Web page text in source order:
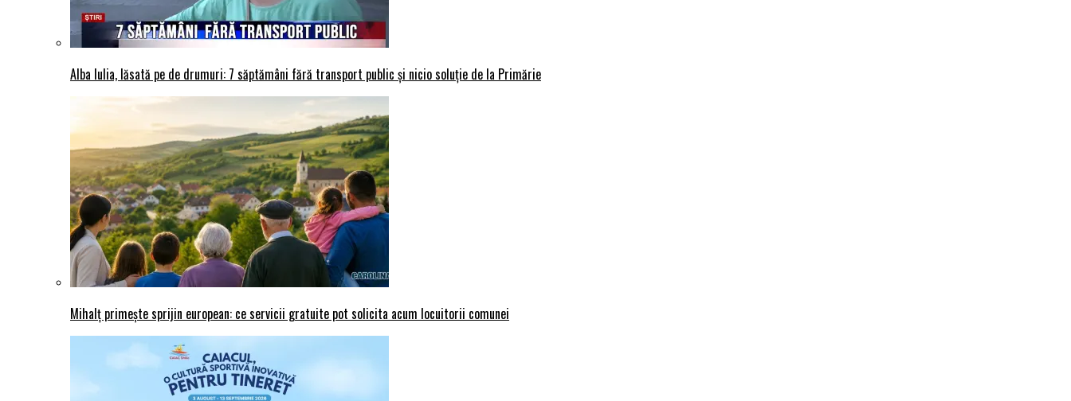
Alba Iulia, lăsată pe de drumuri: 7 săptămâni fără transport public și nicio soluție de la Primărie
Mihalț primește sprijin european: ce servicii gratuite pot solicita acum locuitorii comunei